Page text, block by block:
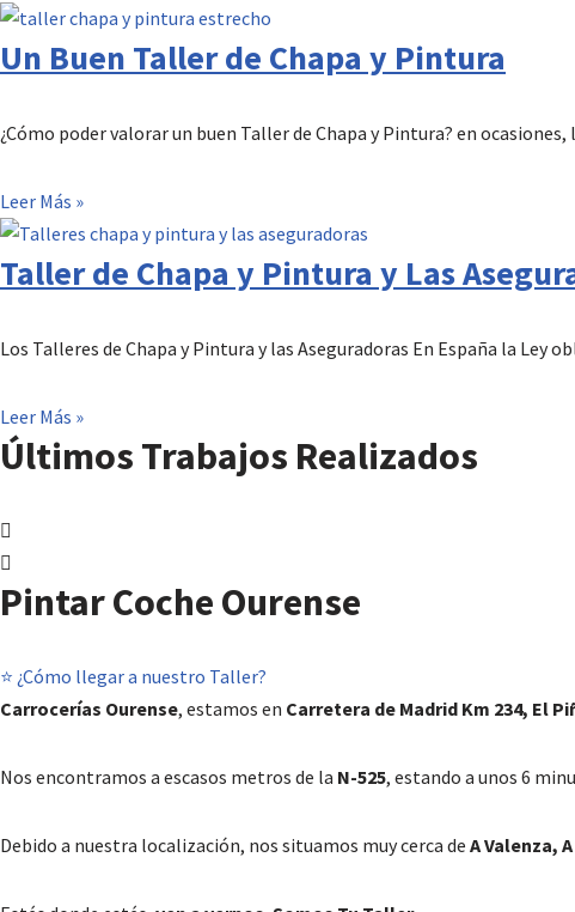
Un Buen Taller de Chapa y Pintura
¿Cómo poder valorar un buen Taller de Chapa y Pintura? en
Leer Más »
Taller de Chapa y Pintura y Las
Los Talleres de Chapa y Pintura y las Aseguradoras En España la
Leer Más »
Últimos Trabajos Realizados
Pintar Coche Ourense
⭐ ¿Cómo llegar a nuestro Taller?
Carrocerías Ourense, estamos en Carretera de Madrid Km 234, El
Nos encontramos a escasos metros de la N-525, estando a unos 6
Debido a nuestra localización, nos situamos muy cerca de A Valenza,